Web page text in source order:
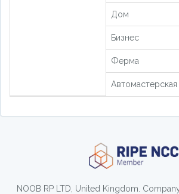
Дом
Бизнес
Ферма
Автомастерская
NOOB RP LTD, United Kingdom.